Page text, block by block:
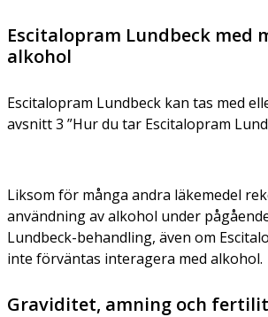
Escitalopram Lundbeck med
alkohol
Escitalopram Lundbeck kan tas med
avsnitt 3 ”Hur du tar Escitalopram
Liksom för många andra läkemedel
användning av alkohol under
Lundbeck-behandling, även om
inte förväntas interagera med alkohol.
Graviditet, amning och